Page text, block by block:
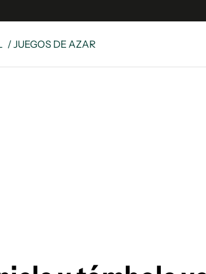
/ JUEGOS DE AZAR